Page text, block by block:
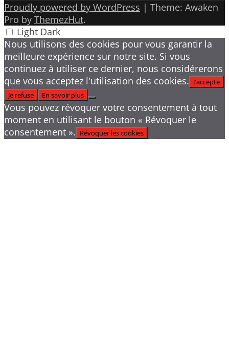
Proudly powered by WordPress | Theme: Awaken
Pro by ThemezHut.
Light Dark
Nous utilisons des cookies pour vous garantir la
meilleure expérience sur notre site. Si vous
continuez à utiliser ce dernier, nous considérerons
que vous acceptez l'utilisation des cookies. J'accepte
Je refuse
En savoir plus
Vous pouvez révoquer votre consentement à tout
moment en utilisant le bouton « Révoquer le
consentement ». Révoquer les cookies